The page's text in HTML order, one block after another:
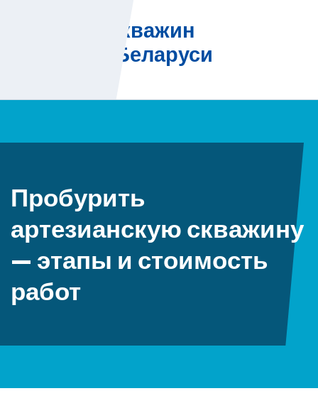
Бурение скважин
на воду в Беларуси
Пробурить
артезианскую скважину
— этапы и стоимость
работ